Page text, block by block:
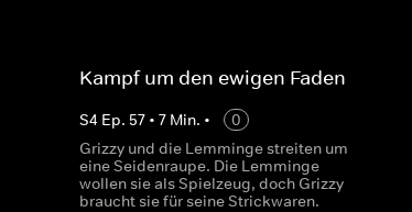
Kampf um den ewigen Faden
S4 Ep. 57 • 7 Min. •
0
Grizzy und die Lemminge streiten um
eine Seidenraupe. Die Lemminge
wollen sie als Spielzeug, doch Grizzy
braucht sie für seine Strickwaren.